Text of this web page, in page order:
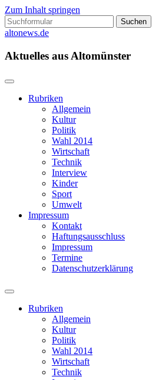
Zum Inhalt springen
Suchen
nach:
altonews.de
Aktuelles aus Altomünster
Rubriken
Allgemein
Kultur
Politik
Wahl 2014
Wirtschaft
Technik
Interview
Kinder
Sport
Umwelt
Impressum
Kontakt
Haftungsausschluss
Impressum
Termine
Datenschutzerklärung
Suchfeld
ein-/ausblenden
Rubriken
Allgemein
Kultur
Politik
Wahl 2014
Wirtschaft
Technik